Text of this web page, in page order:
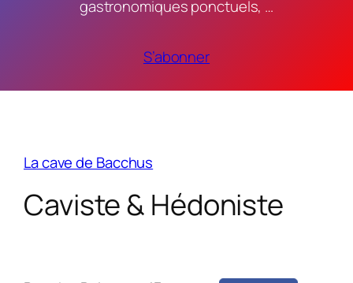
gastronomiques ponctuels, …
S’abonner
La cave de Bacchus
Caviste & Hédoniste